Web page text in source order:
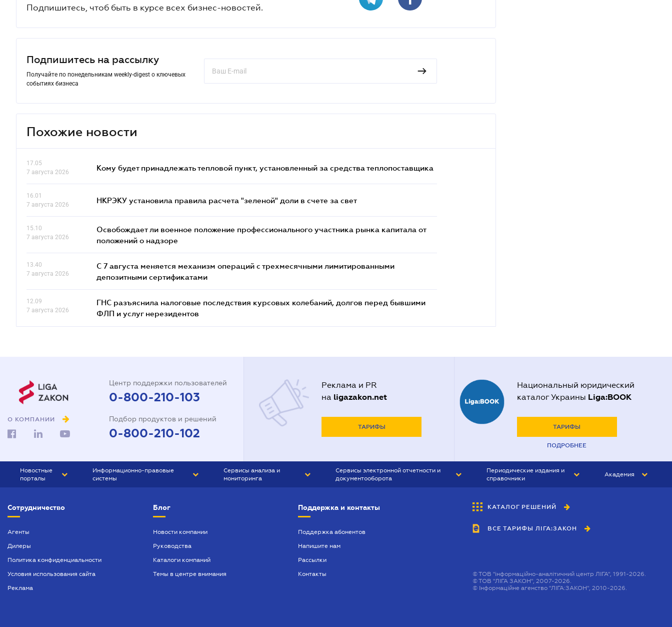
Подпишитесь, чтоб быть в курсе всех бизнес-новостей.
Подпишитесь на рассылку
Получайте по понедельникам weekly-digest о ключевых
событиях бизнеса
Похожие новости
17.05
7 августа 2026
Кому будет принадлежать тепловой пункт, установленный за средства теплопоставщика
16.01
7 августа 2026
НКРЭКУ установила правила расчета "зеленой" доли в счете за свет
15.10
7 августа 2026
Освобождает ли военное положение профессионального участника рынка капитала от
положений о надзоре
13.40
7 августа 2026
С 7 августа меняется механизм операций с трехмесячными лимитированными
депозитными сертификатами
12.09
7 августа 2026
ГНС разъяснила налоговые последствия курсовых колебаний, долгов перед бывшими
ФЛП и услуг нерезидентов
О КОМПАНИИ
Центр поддержки пользователей
0-800-210-103
Подбор продуктов и решений
0-800-210-102
Реклама и PR
на ligazakon.net
ТАРИФЫ
Национальный юридический
каталог Украины Liga:BOOK
ТАРИФЫ
ПОДРОБНЕЕ
Новостные
порталы
БИЗНЕС
Информационно-правовые
системы
БУХГАЛТЕР ПРОФ
ЮРИСТ ПРОФ
Сервисы анализа и
мониторинга
Сервисы электронной отчетности и
документооборота
Периодические издания и
справочники
БУХГАЛТЕР&ЗАКОН
ВЕСТНИК МСФО
Академия
Сотрудничество
Агенты
Дилеры
Политика конфиденциальности
Условия использования сайта
Реклама
Блог
Новости компании
Руководства
Каталоги компаний
Темы в центре внимания
Поддержка и контакты
Поддержка абонентов
Напишите нам
Рассылки
Контакты
КАТАЛОГ РЕШЕНИЙ
ВСЕ ТАРИФЫ ЛІГА:ЗАКОН
©ТОВ "інформаційно-аналітичний центр ЛІГА", 1991-2026.
©ТОВ "ЛІГА ЗАКОН", 2007-2026.
© Інформаційне агенство "ЛІГА:ЗАКОН", 2010-2026.